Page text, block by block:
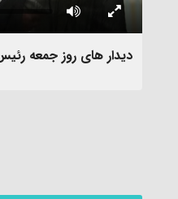
دیدار های روز جمعه